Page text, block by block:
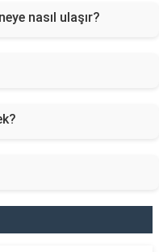
nasıl ulaşır?